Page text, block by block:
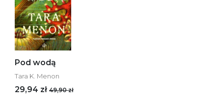
Pod wodą
Tara K. Menon
29,94 zł 49,90 zł